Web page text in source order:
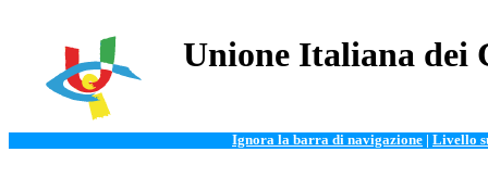
Unione Italiana dei
Ignora la barra di navigazione Livello